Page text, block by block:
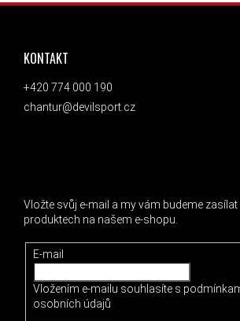
ZÁPATÍ
KONTAKT
+420 774 000 190
chantur@devilsport.cz
Vložte svůj e-mail a my vám budeme
produktech na našem e-shopu.
E-mail
Vložením e-mailu souhlasíte s
osobních údajů